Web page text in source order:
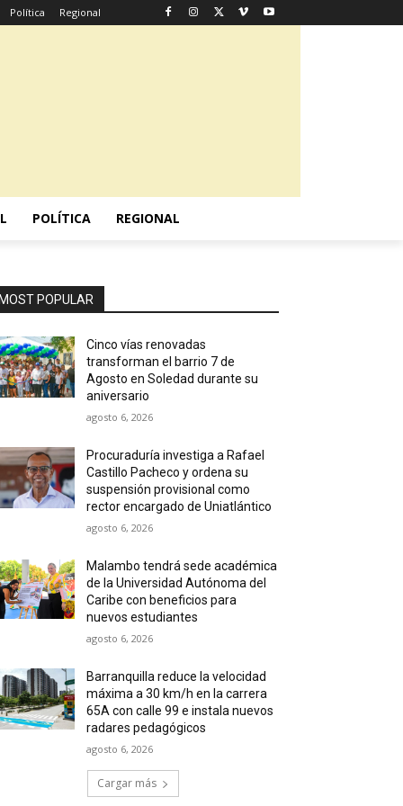
Política Regional
POLÍTICA REGIONAL
MOST POPULAR
Cinco vías renovadas
transforman el barrio 7 de
Agosto en Soledad durante su
aniversario
agosto 6, 2026
Procuraduría investiga a Rafael
Castillo Pacheco y ordena su
suspensión provisional como
rector encargado de Uniatlántico
agosto 6, 2026
Malambo tendrá sede académica
de la Universidad Autónoma del
Caribe con beneficios para
nuevos estudiantes
agosto 6, 2026
Barranquilla reduce la velocidad
máxima a 30 km/h en la carrera
65A con calle 99 e instala nuevos
radares pedagógicos
agosto 6, 2026
Cargar más